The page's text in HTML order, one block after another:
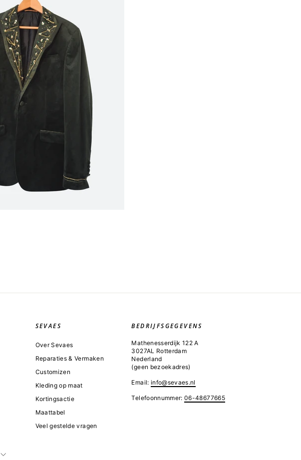
SEVAES
Over Sevaes
Reparaties & Vermaken
Customizen
Kleding op maat
Kortingsactie
Maattabel
Veel gestelde vragen
BEDRIJFSGEGEVENS
Mathenesserdijk 122 A
3027AL Rotterdam
Nederland
(geen bezoekadres)
Email: info@sevaes.nl
Telefoonnummer:06-48677665